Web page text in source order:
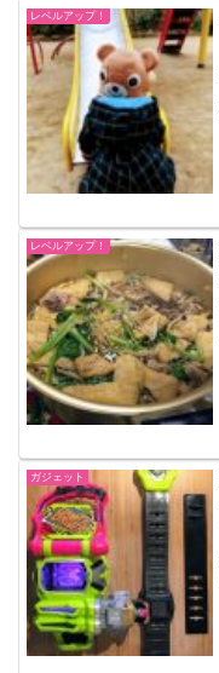
レベルアップ！
レベルアップ！
ガジェット